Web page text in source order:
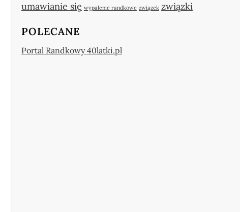
umawianie się wypalenie randkowe związek związki
POLECANE
Portal Randkowy 40latki.pl